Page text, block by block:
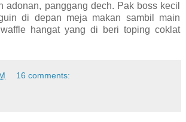
adonan, panggang dech. Pak boss kecil
di depan meja makan sambil main
waffle hangat yang di beri toping coklat
16 comments: